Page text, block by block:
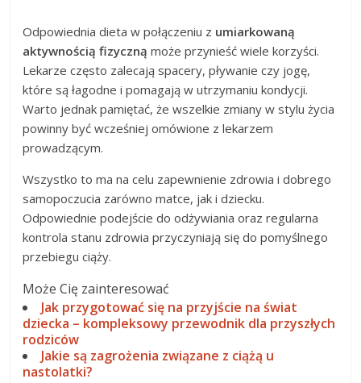
Odpowiednia dieta w połączeniu z umiarkowaną
aktywnością fizyczną może przynieść wiele korzyści.
Lekarze często zalecają spacery, pływanie czy jogę,
które są łagodne i pomagają w utrzymaniu kondycji.
Warto jednak pamiętać, że wszelkie zmiany w stylu życia
powinny być wcześniej omówione z lekarzem
prowadzącym.
Wszystko to ma na celu zapewnienie zdrowia i dobrego
samopoczucia zarówno matce, jak i dziecku.
Odpowiednie podejście do odżywiania oraz regularna
kontrola stanu zdrowia przyczyniają się do pomyślnego
przebiegu ciąży.
Może Cię zainteresować
Jak przygotować się na przyjście na świat
dziecka – kompleksowy przewodnik dla przyszłych
rodziców
Jakie są zagrożenia związane z ciążą u
nastolatki?